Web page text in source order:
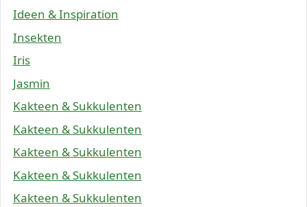
Ideen & Inspiration
Insekten
Iris
Jasmin
Kakteen & Sukkulenten
Kakteen & Sukkulenten
Kakteen & Sukkulenten
Kakteen & Sukkulenten
Kakteen & Sukkulenten